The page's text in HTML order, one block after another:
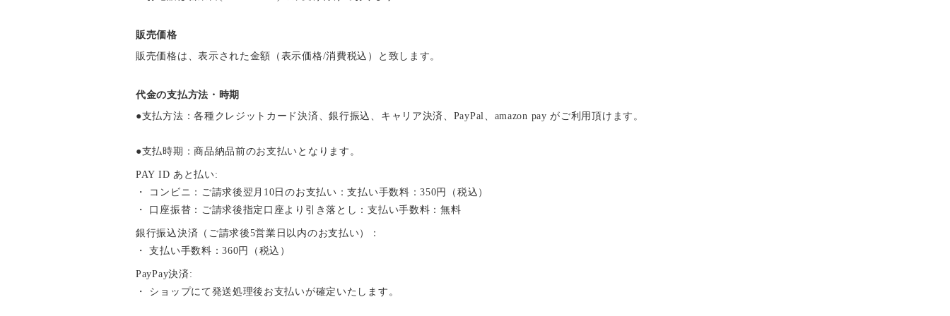
販売価格
販売価格は、表示された金額（表示価格/消費税込）と致します。
代金の支払方法・時期
●支払方法：各種クレジットカード決済、銀行振込、キャリア決済、PayPal、amazon pay がご利用頂けます。
●支払時期：商品納品前のお支払いとなります。
PAY ID あと払い:
・ コンビニ：ご請求後翌月10日のお支払い：支払い手数料：350円（税込）
・ 口座振替：ご請求後指定口座より引き落とし：支払い手数料：無料
銀行振込決済（ご請求後5営業日以内のお支払い）：
・ 支払い手数料：360円（税込）
PayPay決済:
・ ショップにて発送処理後お支払いが確定いたします。